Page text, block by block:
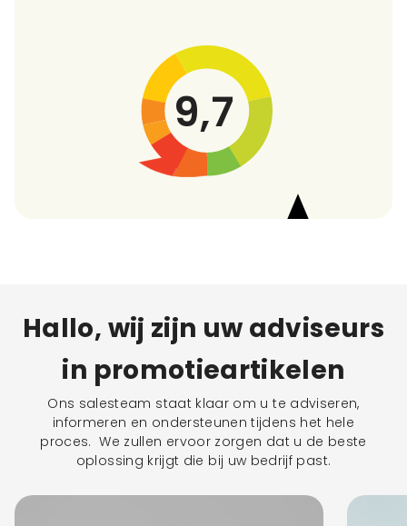
9,7
Hallo, wij zijn uw adviseurs
in promotieartikelen
Ons salesteam staat klaar om u te adviseren,
informeren en ondersteunen tijdens het hele
proces. We zullen ervoor zorgen dat u de beste
oplossing krijgt die bij uw bedrijf past.